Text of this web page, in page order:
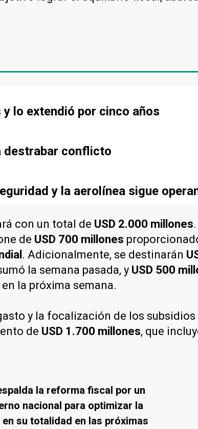
y lo extendió por cinco años
destrabar conflicto
y la aerolínea sigue
con un total de USD 2.000 millones
de USD 700 millones
. Adicionalmente, se destinarán
la semana pasada, y USD 500
la próxima semana.
y la focalización de los subsidios
de USD 1.700 millones, que
la reforma fiscal por un
nacional para optimizar la
su totalidad en las próximas